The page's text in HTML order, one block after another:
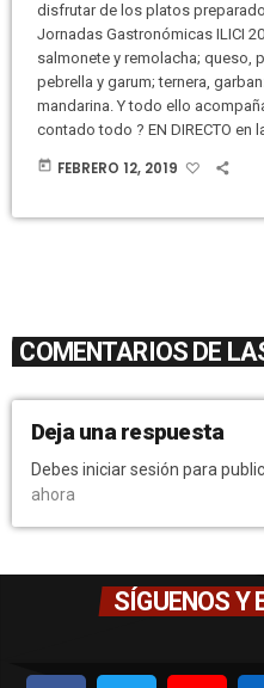
disfrutar de los platos
Jornadas Gastronómicas ILICI
salmonete y remolacha; queso,
pebrella y garum; ternera,
mandarina. Y todo ello
contado todo ? EN DIRECTO en
today FEBRERO 12, 2019
COMENTARIOS DE
Deja una respuesta
Debes iniciar sesión para
ahora
SÍGUENOS Y